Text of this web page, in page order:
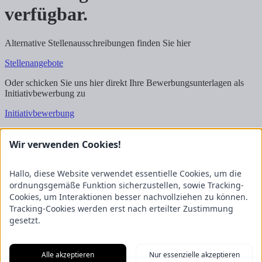
verfügbar.
Alternative Stellenausschreibungen finden Sie hier
Stellenangebote
Oder schicken Sie uns hier direkt Ihre Bewerbungsunterlagen als
Initiativbewerbung zu
Initiativbewerbung
FRICKE Group SE & Co. KG
Zum Kreuzkamp 7
27404 Heeslingen
Unternehmensbereiche
Fricke Holding
PARTSHofmeister & MeinckeTREX.PARTS
Wir verwenden Cookies!
Hallo, diese Website verwendet essentielle Cookies, um die
ordnungsgemäße Funktion sicherzustellen, sowie Tracking-
Cookies, um Interaktionen besser nachvollziehen zu können.
Tracking-Cookies werden erst nach erteilter Zustimmung
gesetzt.
Alle akzeptieren Nur essenzielle akzeptieren